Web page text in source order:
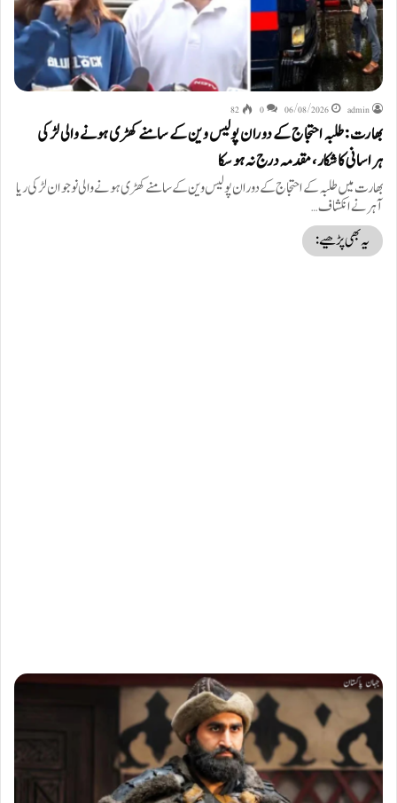
admin
06/08/2026
0
82
بھارت: طلبہ احتجاج کے دوران پولیس وین کے سامنے کھڑی ہونے والی لڑکی
ہراسانی کا شکار، مقدمہ درج نہ ہوسکا
بھارت میں طلبہ کے احتجاج کے دوران پولیس وین کے سامنے کھڑی ہونے والی نوجوان لڑکی ریا
آہر نے انکشاف…
یہ بھی پڑھیے: